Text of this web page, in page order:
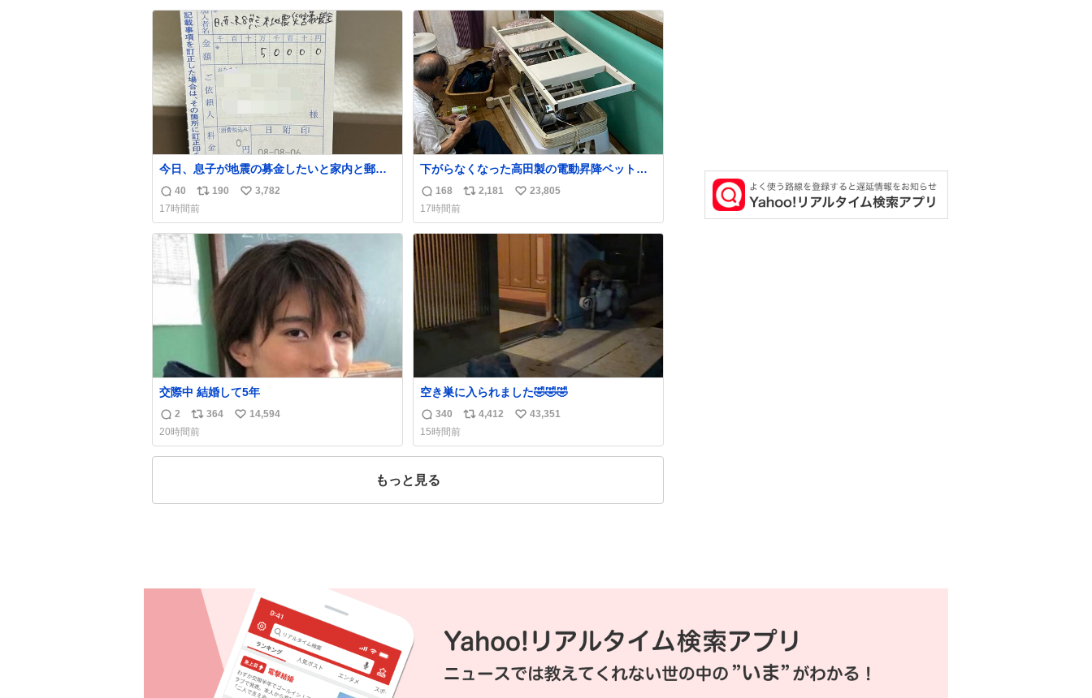
数
ス
ト
数
ね
数
すべての動物の命が護られますように
2026.7.3📷多摩動物公園にて 残念ながら個体
の識別は出来ません
数
ス
ト
数
ね
数
今日、息子が地震の募金したいと家内と郵便
局に行ったみたいです。おもちゃとか買う選
択肢もあったと思うけど、自分で貯めてた2万
円を役に立てて欲しい、みんなも元気になっ
て欲しいと。家内も一緒に募金したので、自
分も何かできたらなぁと思いました。
返
信
数
40
リ
ポ
ス
ト
数
190
い
ね
数
3,782
17時間前
下がらなくなった高田製の電動昇降ベット。
メーカーからは、完全に見放されたんです
が、 見事に85歳の父が治しました。 うちの父
は、トヨタカローラのボディをオート生産す
る、工業ロボットの製作者なんですが、 父が
電動ベットの配線をハンダで修理している横
で、
返
信
数
168
リ
ス
ト
数
2,181
い
ね
23,805
17時間前
交際中 結婚して5年
返
信
数
2
リ
ポ
ス
364
い
ね
14,594
20時間前
空き巣に入られました🤣🤣🤣
返
信
数
340
リ
ス
4,412
い
ね
43,351
15時間前
もっと見る